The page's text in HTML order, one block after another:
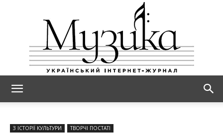
З ІСТОРІЇ КУЛЬТУРИ ТВОРЧІ ПОСТАТІ